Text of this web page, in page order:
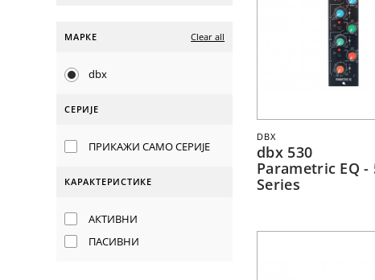
МАРКЕ Clear all
dbx
СЕРИЈЕ
ПРИКАЖИ САМО СЕРИЈЕ
КАРАКТЕРИСТИКЕ
АКТИВНИ
ПАСИВНИ
DBX
dbx 530
Parametric EQ -
Series